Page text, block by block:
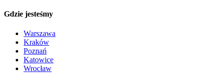
Gdzie jesteśmy
Warszawa
Kraków
Poznań
Katowice
Wrocław